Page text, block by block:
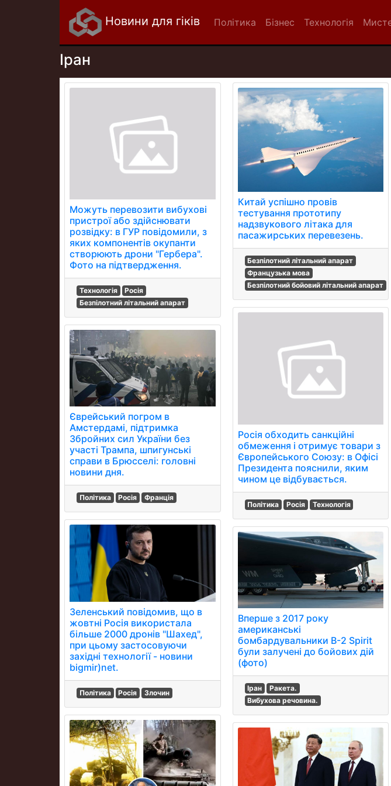
Новини для гіків Політика Бізнес Технологія
Іран
Можуть перевозити вибухові
пристрої або здійснювати
розвідку: в ГУР повідомили, з
яких компонентів окупанти
створюють дрони "Гербера".
Фото на підтвердження.
Технологія
Росія
Безпілотний літальний апарат
Єврейський погром в
Амстердамі, підтримка
Збройних сил України без
участі Трампа, шпигунські
справи в Брюсселі: головні
новини дня.
Політика Росія Франція
Зеленський повідомив, що в
жовтні Росія використала
більше 2000 дронів "Шахед",
при цьому застосовуючи
західні технології - новини
bigmir)net.
Політика Росія Злочин
Китай успішно провів
тестування прототипу
надзвукового літака для
пасажирських перевезень.
Безпілотний літальний апарат
Французька мова
Безпілотний бойовий літальний апарат
Росія обходить санкційні
обмеження і отримує товари з
Європейського Союзу: в Офісі
Президента пояснили, яким
чином це відбувається.
Політика Росія Технологія
Вперше з 2017 року
американські
бомбардувальники B-2 Spirit
були залучені до бойових дій
(фото)
Іран
Ракета.
Вибухова речовина.